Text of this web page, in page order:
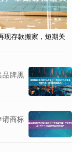
现存款搬家，短期关
品牌黑
请商标